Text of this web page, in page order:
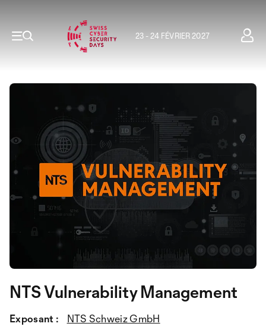
23 - 24 FÉVRIER 2027
NTS Vulnerability Management
Exposant : NTS Schweiz GmbH